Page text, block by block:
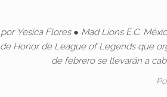
por Yesica Flores ● Mad Lions E.C.
de Honor de League of Legends que
de febrero se llevarán a